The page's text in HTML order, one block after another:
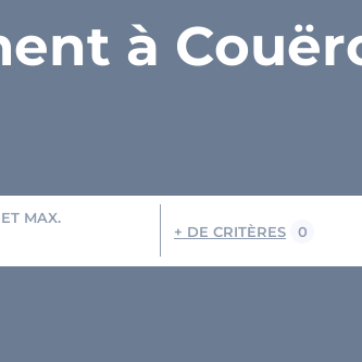
à
MAX.
+ DE CRITÈRES 0